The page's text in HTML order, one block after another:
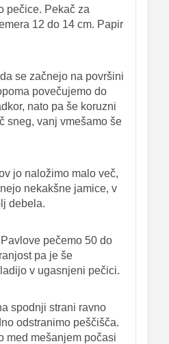
pečice. Pekač za
12 do 14 cm. Papir
se začnejo na površini
povečujemo do
nato pa še koruzni
sneg, vanj vmešamo še
jo naložimo malo več,
nekakšne jamice, v
debela.
pečemo 50 do
pa je še
v ugasnjeni pečici.
spodnji strani ravno
odstranimo peščišča.
med mešanjem počasi